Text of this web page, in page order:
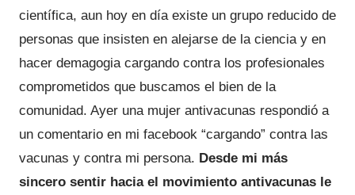
científica, aun hoy en día existe un grupo reducido de
personas que insisten en alejarse de la ciencia y en
hacer demagogia cargando contra los profesionales
comprometidos que buscamos el bien de la
comunidad. Ayer una mujer antivacunas respondió a
un comentario en mi facebook “cargando” contra las
vacunas y contra mi persona. Desde mi más
sincero sentir hacia el movimiento antivacunas le